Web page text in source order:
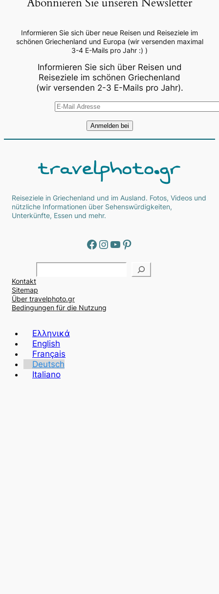
Informieren Sie sich über neue Reisen und Reiseziele im
schönen Griechenland und Europa (wir versenden maximal
3-4 E-Mails pro Jahr :) )
Informieren Sie sich über Reisen und
Reiseziele im schönen Griechenland
(wir versenden 2-3 E-Mails pro Jahr).
Reiseziele in Griechenland und im Ausland. Fotos, Videos und
nützliche Informationen über Sehenswürdigkeiten,
Unterkünfte, Essen und mehr.
Facebook Instagram YouTube Pinterest
ν
α
ζ
ή
σ
η
Kontakt
Sitemap
Über travelphoto.gr
Bedingungen für die Nutzung
Ελληνικά
English
Français
Deutsch
Italiano